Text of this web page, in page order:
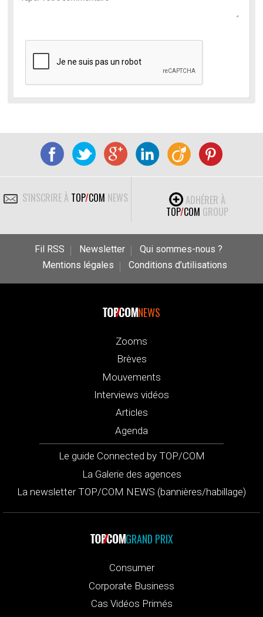
S'INSCRIRE À TOP/COM NEWS
ADHÉRER À
TOP/COM GROUP
Fil RSS Newsletter
Qui sommes-nous ?
Mentions légales
Conditions d’utilisations
NEWS
Zooms
Brèves
Mouvements
Interviews vidéos
Articles
Agenda
Le guide Connected by TOP/COM
La Galerie des agences
La newsletter TOP/COM NEWS (bannières/habillage)
GRAND PRIX
Consumer
Corporate Business
Cas Vidéos Primés